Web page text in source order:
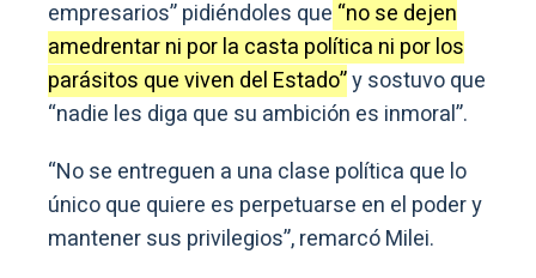
empresarios” pidiéndoles que “no se dejen
amedrentar ni por la casta política ni por los
parásitos que viven del Estado”y sostuvo que
“nadie les diga que su ambición es inmoral”.
“No se entreguen a una clase política que lo
único que quiere es perpetuarse en el poder y
mantener sus privilegios”, remarcó Milei.